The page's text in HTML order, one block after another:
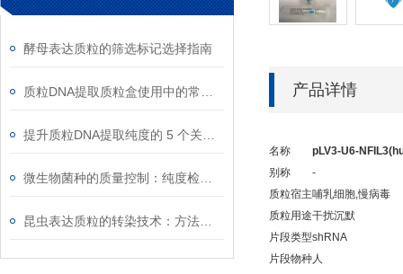
酵母表达质粒的筛选标记选择指南
产品详情
名称
pLV3-U6-
别称
-
质粒宿主哺乳细胞,慢病毒
质粒用途干扰沉默
片段类型shRNA
片段物种人